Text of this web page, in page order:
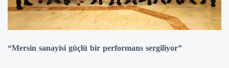
“Mersin sanayisi güçlü bir performans sergiliyor”